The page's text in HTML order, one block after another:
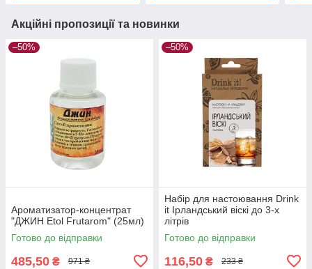
Акційні пропозиції та новинки
–50%
Ароматизатор-концентрат
"ДЖИН Etol Frutarom" (25мл)
Готово до відправки
485,50 ₴ 971 ₴
–50%
Набір для настоювання Drink
it Ірландський віскі до 3-х
літрів
Готово до відправки
116,50 ₴ 233 ₴